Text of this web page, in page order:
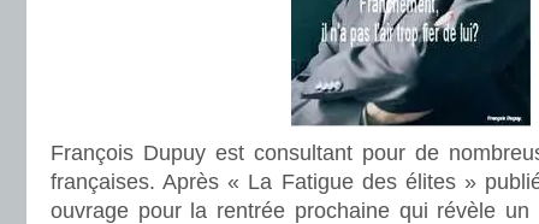
François Dupuy est consultant pour de
françaises. Après « La Fatigue des élites »
ouvrage pour la rentrée prochaine qui révèle